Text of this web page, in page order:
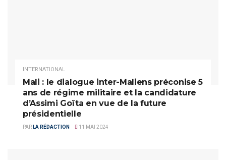
INTERNATIONAL
Mali : le dialogue inter-Maliens préconise 5
ans de régime militaire et la candidature
d’Assimi Goïta en vue de la future
présidentielle
PAR LA RÉDACTION 11 MAI 2024